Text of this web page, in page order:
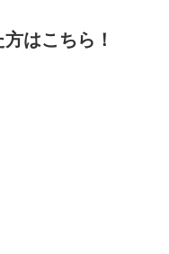
はこちら！